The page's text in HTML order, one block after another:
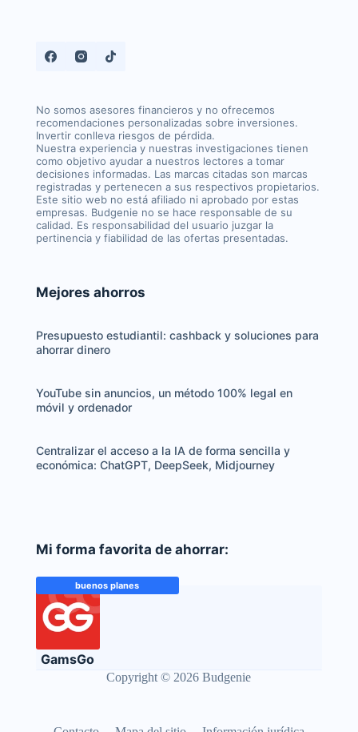
No somos asesores financieros y no ofrecemos
recomendaciones personalizadas sobre inversiones.
Invertir conlleva riesgos de pérdida.
Nuestra experiencia y nuestras investigaciones tienen
como objetivo ayudar a nuestros lectores a tomar
decisiones informadas. Las marcas citadas son marcas
registradas y pertenecen a sus respectivos propietarios.
Este sitio web no está afiliado ni aprobado por estas
empresas. Budgenie no se hace responsable de su
calidad. Es responsabilidad del usuario juzgar la
pertinencia y fiabilidad de las ofertas presentadas.
Mejores ahorros
Presupuesto estudiantil: cashback y soluciones para
ahorrar dinero
YouTube sin anuncios, un método 100% legal en
móvil y ordenador
Centralizar el acceso a la IA de forma sencilla y
económica: ChatGPT, DeepSeek, Midjourney
Mi forma favorita de ahorrar:
buenos planes
GamsGo
Copyright © 2026 Budgenie